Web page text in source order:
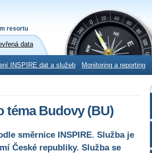
resortu
data
INSPIRE dat a služeb Monitoring a reporting
téma Budovy (BU)
směrnice INSPIRE. Služba je
České republiky. Služba se